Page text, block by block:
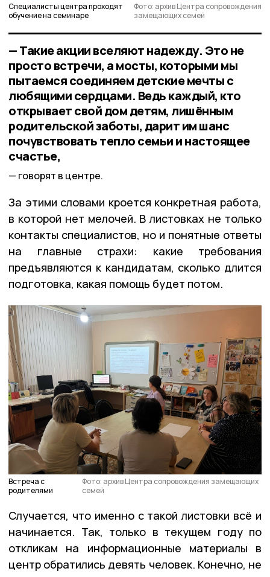
Специалисты центра проходят
обучение на семинаре
Фото: архив Центра сопровождения
замещающих семей
— Такие акции вселяют надежду. Это не
просто встречи, а мосты, которыми мы
пытаемся соединяем детские мечты с
любящими сердцами. Ведь каждый, кто
открывает свой дом детям, лишённым
родительской заботы, дарит им шанс
почувствовать тепло семьи и настоящее
счастье,
говорят в центре.
За этими словами кроется конкретная работа,
в которой нет мелочей. В листовках не только
контакты специалистов, но и понятные ответы
на главные страхи: какие требования
предъявляются к кандидатам, сколько длится
подготовка, какая помощь будет потом.
Встреча с
родителями
Фото: архив Центра сопровождения замещающих
семей
Случается, что именно с такой листовки всё и
начинается. Так, только в текущем году по
откликам на информационные материалы в
центр обратились девять человек. Конечно, не